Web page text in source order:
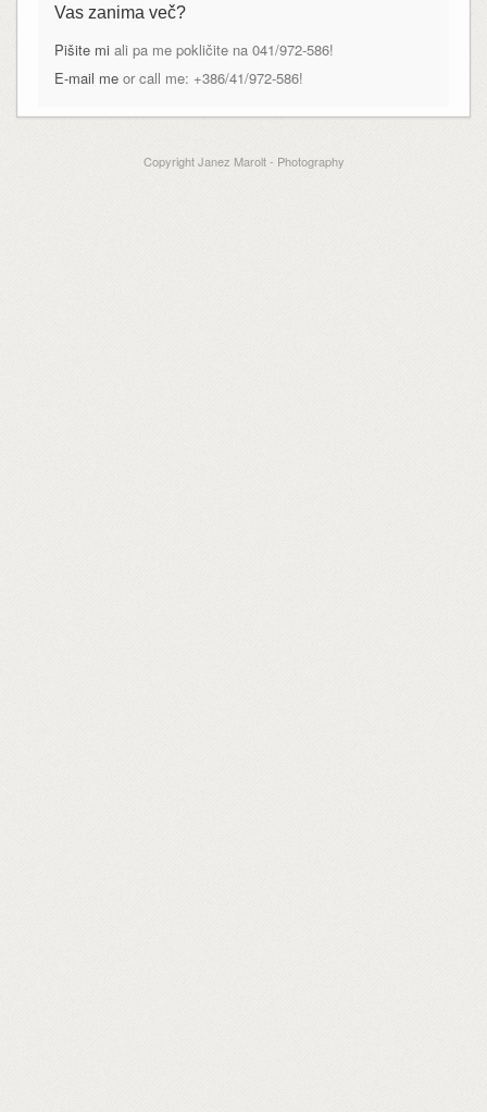
Vas zanima več?
Pišite mi ali pa me pokličite na 041/972-586!
E-mail meor call me: +386/41/972-586!
Copyright Janez Marolt - Photography